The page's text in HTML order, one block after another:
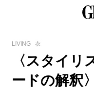
LIVING 衣
〈スタイリ
ードの解釈